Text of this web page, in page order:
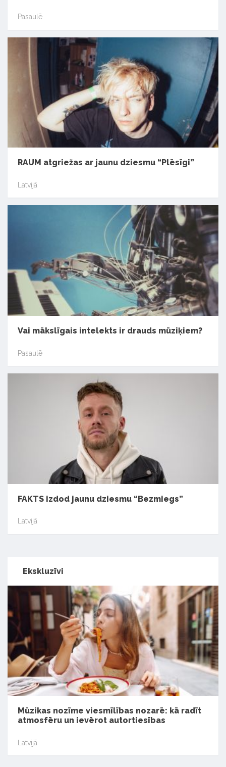
Pasaulē
RAUM atgriežas ar jaunu dziesmu “Plēsīgi”
Latvijā
Vai mākslīgais intelekts ir drauds mūziķiem?
Pasaulē
FAKTS izdod jaunu dziesmu “Bezmiegs”
Latvijā
Ekskluzīvi
Mūzikas nozīme viesmīlības nozarē: kā radīt
atmosfēru un ievērot autortiesības
Latvijā